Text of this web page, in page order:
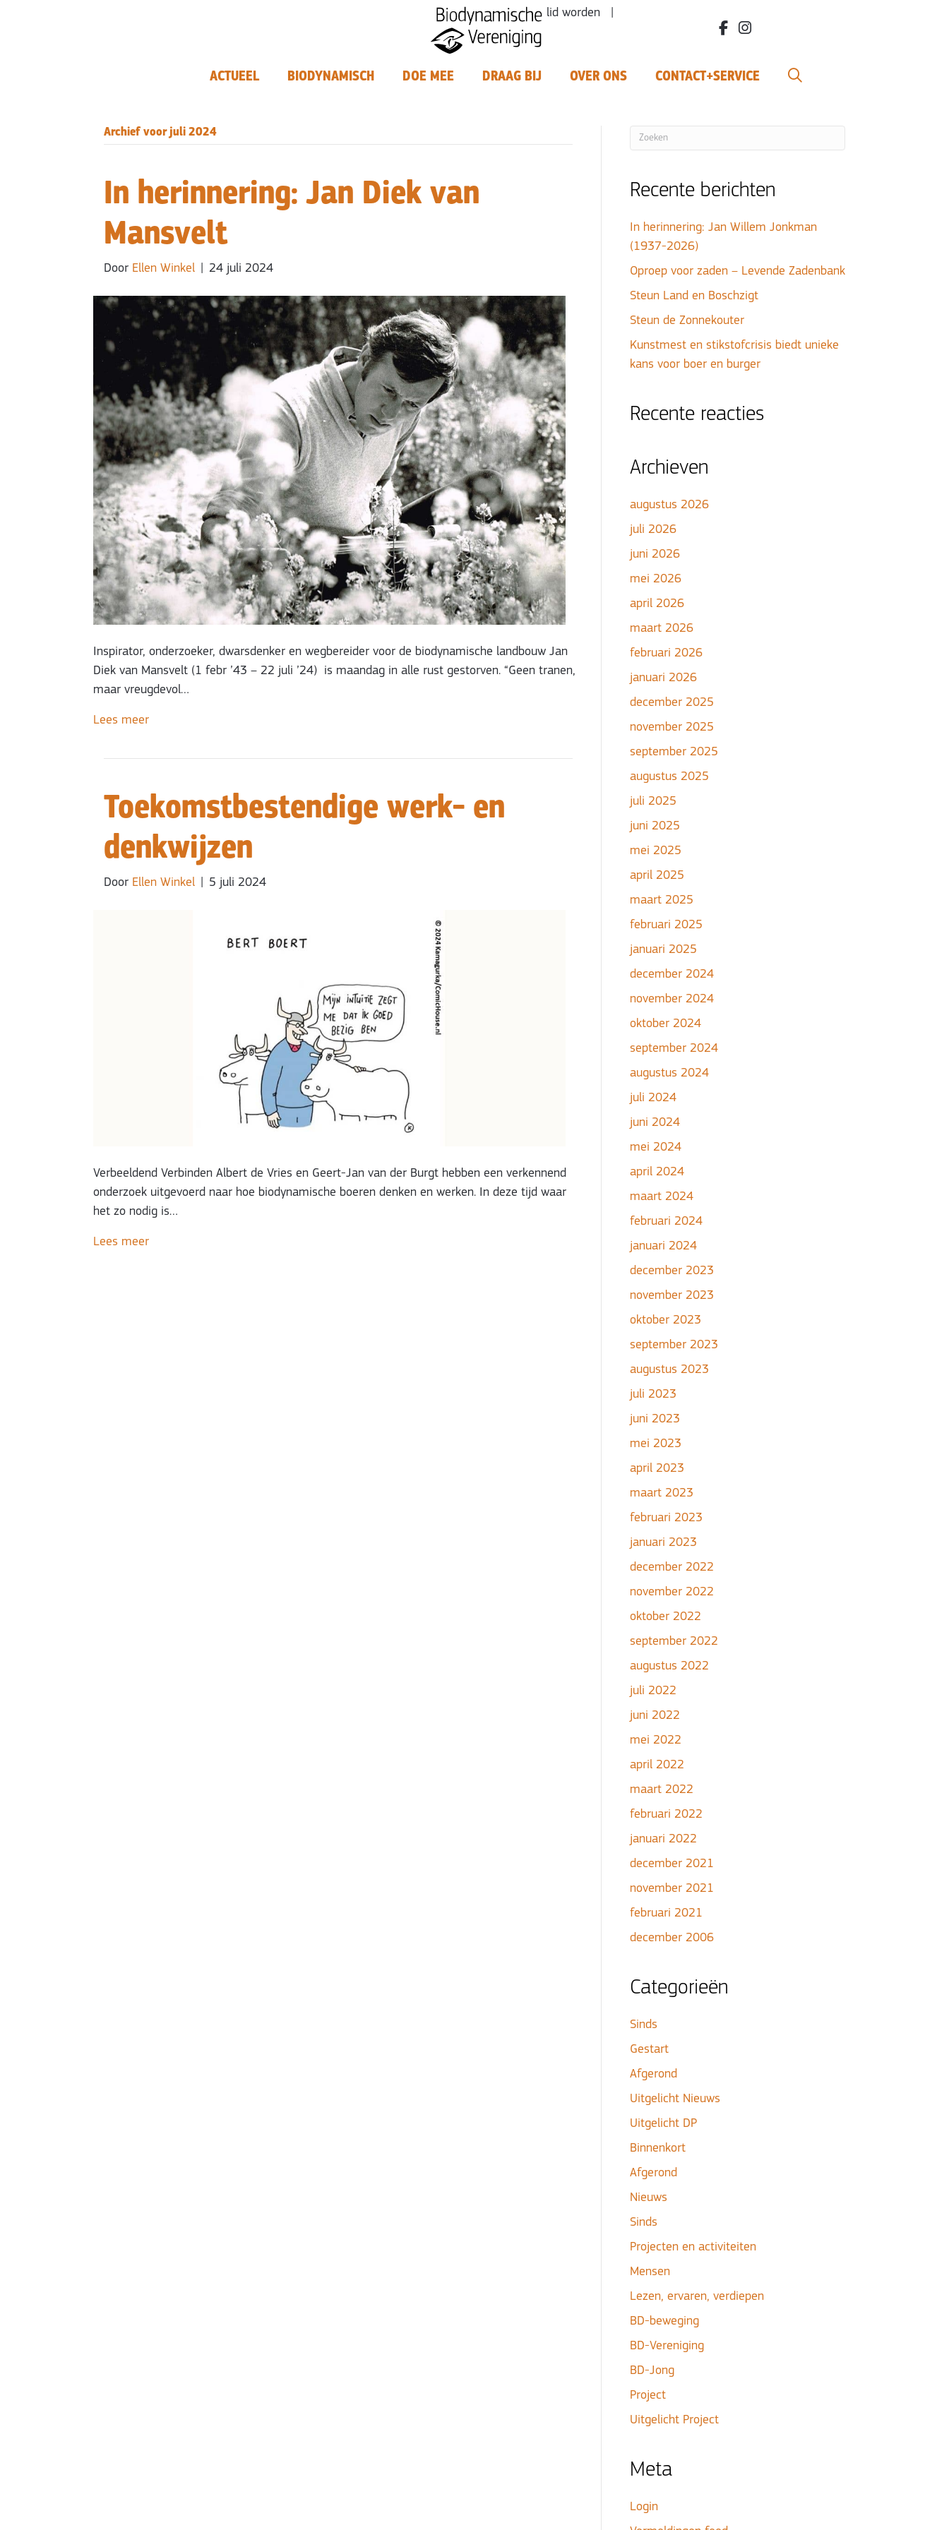
lid worden |
facebook.com/bdvereniging/
instagram.com/leefbiodynamisch/
ACTUEEL BIODYNAMISCH DOE MEE DRAAG BIJ OVER ONS CONTACT+SERVICE
Archief voor juli 2024
In herinnering: Jan Diek van
Mansvelt
Door Ellen Winkel 24 juli 2024
Inspirator, onderzoeker, dwarsdenker en wegbereider voor de biodynamische landbouw Jan
Diek van Mansvelt (1 febr ’43 – 22 juli ’24) is maandag in alle rust gestorven. “Geen tranen,
maar vreugdevol…
Lees meer
Toekomstbestendige werk- en
denkwijzen
Door Ellen Winkel 5 juli 2024
Verbeeldend Verbinden Albert de Vries en Geert-Jan van der Burgt hebben een verkennend
onderzoek uitgevoerd naar hoe biodynamische boeren denken en werken. In deze tijd waar
het zo nodig is…
Lees meer
Recente berichten
In herinnering: Jan Willem Jonkman
(1937-2026)
Oproep voor zaden – Levende Zadenbank
Steun Land en Boschzigt
Steun de Zonnekouter
Kunstmest en stikstofcrisis biedt unieke
kans voor boer en burger
Recente reacties
Archieven
augustus 2026
juli 2026
juni 2026
mei 2026
april 2026
maart 2026
februari 2026
januari 2026
december 2025
november 2025
september 2025
augustus 2025
juli 2025
juni 2025
mei 2025
april 2025
maart 2025
februari 2025
januari 2025
december 2024
november 2024
oktober 2024
september 2024
augustus 2024
juli 2024
juni 2024
mei 2024
april 2024
maart 2024
februari 2024
januari 2024
december 2023
november 2023
oktober 2023
september 2023
augustus 2023
juli 2023
juni 2023
mei 2023
april 2023
maart 2023
februari 2023
januari 2023
december 2022
november 2022
oktober 2022
september 2022
augustus 2022
juli 2022
juni 2022
mei 2022
april 2022
maart 2022
februari 2022
januari 2022
december 2021
november 2021
februari 2021
december 2006
Categorieën
Sinds
Gestart
Afgerond
Uitgelicht Nieuws
Uitgelicht DP
Binnenkort
Afgerond
Nieuws
Sinds
Projecten en activiteiten
Mensen
Lezen, ervaren, verdiepen
BD-beweging
BD-Vereniging
BD-Jong
Project
Uitgelicht Project
Meta
Login